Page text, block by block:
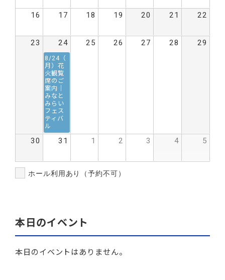
16 17 18 19 20 21 22
23 24 25 26 27 28 29
8/24（
月）花
火観覧
席のご
案内｜
みなと
みらい
フェス
ティバ
ル
30 31 1 2 3 4 5
ホール利用あり（予約不可）
本日のイベント
本日のイベントはありません。